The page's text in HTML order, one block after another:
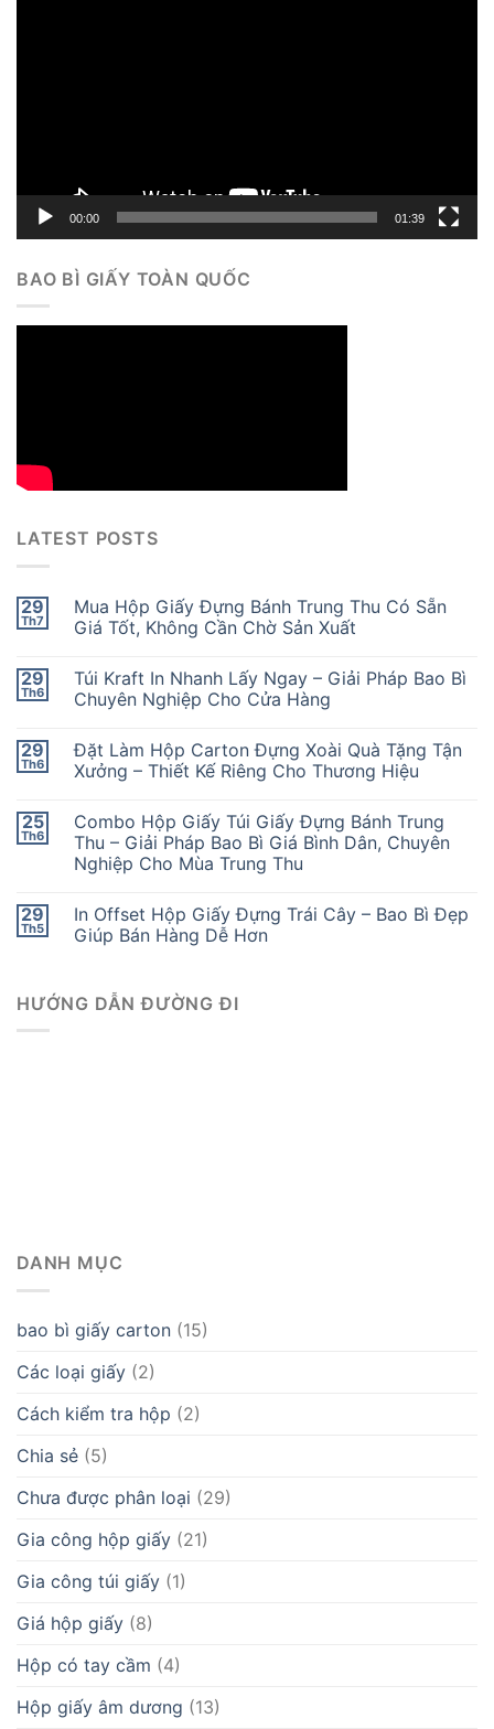
00:00 01:39
BAO BÌ GIẤY TOÀN QUỐC
LATEST POSTS
29
Th7
Mua Hộp Giấy Đựng Bánh Trung Thu Có Sẵn
Giá Tốt, Không Cần Chờ Sản Xuất
29
Th6
Túi Kraft In Nhanh Lấy Ngay – Giải Pháp Bao Bì
Chuyên Nghiệp Cho Cửa Hàng
29
Th6
Đặt Làm Hộp Carton Đựng Xoài Quà Tặng Tận
Xưởng – Thiết Kế Riêng Cho Thương Hiệu
25
Th6
Combo Hộp Giấy Túi Giấy Đựng Bánh Trung
Thu – Giải Pháp Bao Bì Giá Bình Dân, Chuyên
Nghiệp Cho Mùa Trung Thu
29
Th5
In Offset Hộp Giấy Đựng Trái Cây – Bao Bì Đẹp
Giúp Bán Hàng Dễ Hơn
HƯỚNG DẪN ĐƯỜNG ĐI
DANH MỤC
bao bì giấy carton (15)
Các loại giấy (2)
Cách kiểm tra hộp (2)
Chia sẻ (5)
Chưa được phân loại (29)
Gia công hộp giấy (21)
Gia công túi giấy (1)
Giá hộp giấy (8)
Hộp có tay cầm (4)
Hộp giấy âm dương (13)